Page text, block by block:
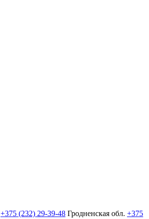
+375 (232) 29-39-48 Гродненская обл. +375